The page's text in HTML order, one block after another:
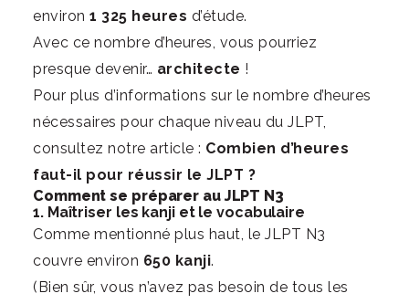
environ 1 325 heures d’étude.
Avec ce nombre d’heures, vous pourriez
presque devenir… architecte !
Pour plus d’informations sur le nombre d’heures
nécessaires pour chaque niveau du JLPT,
consultez notre article : Combien d’heures
faut-il pour réussir le JLPT ?
Comment se préparer au JLPT N3
1. Maîtriser les kanji et le vocabulaire
Comme mentionné plus haut, le JLPT N3
couvre environ 650 kanji.
(Bien sûr, vous n’avez pas besoin de tous les